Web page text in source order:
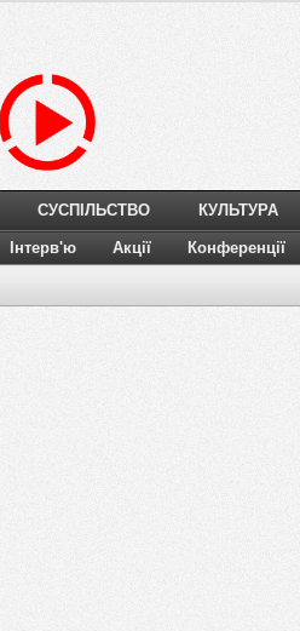
СУСПІЛЬСТВО КУЛЬТУРА
Інтерв'ю Акції Конференції